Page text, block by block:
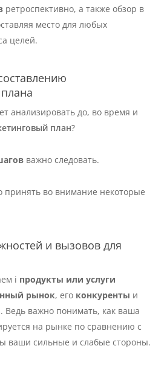
ретроспективно, а также обзор в
место для любых
целей.
анализировать до, во время и
план?
важно следовать.
принять во внимание некоторые
и вызовов для
i продукты или услуги
рынок, его конкуренты и
. Ведь важно понимать, как ваша
на рынке по сравнению с
ваши сильные и слабые стороны.